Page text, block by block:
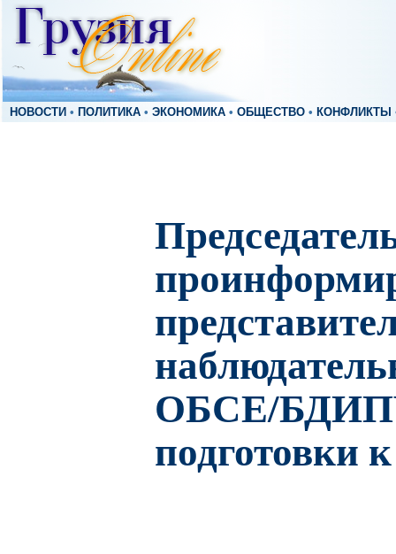
НОВОСТИ • ПОЛИТИКА • ЭКОНОМИКА • ОБЩЕСТВО • КОНФЛИКТЫ
ОБСЕ/
подготовки